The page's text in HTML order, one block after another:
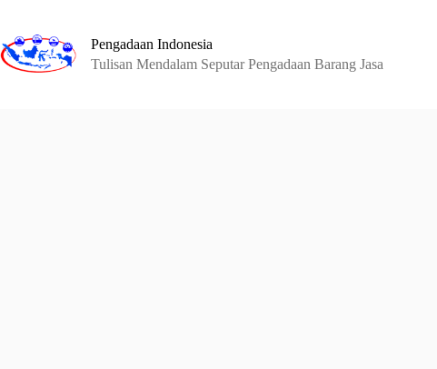
content
Pengadaan Indonesia
Tulisan Mendalam Seputar Pengadaan Barang Jasa